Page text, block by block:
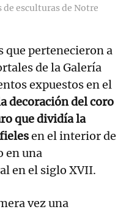
esculturas de Notre
que pertenecieron a
de la Galería
expuestos en el
decoración del coro
que dividía la
en el interior de
en una
en el siglo XVII.
vez una